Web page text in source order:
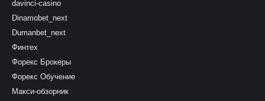
davinci-casino
Dinamobet_next
Dumanbet_next
Финтех
Форекс Брокеры
Форекс Обучение
Макси-обзорник